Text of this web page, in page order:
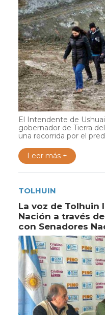
El Intendente de
gobernador de Tierra
una recorrida por el
Leer más +
TOLHUIN
La voz de Tolhuin
Nación a través
con Senadores